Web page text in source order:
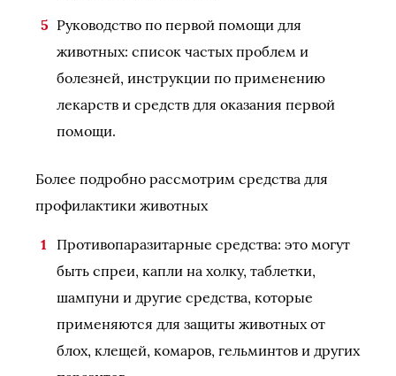
Руководство по первой помощи для
животных: список частых проблем и
болезней, инструкции по применению
лекарств и средств для оказания первой
помощи.
Более подробно рассмотрим средства для
профилактики животных
Противопаразитарные средства: это могут
быть спреи, капли на холку, таблетки,
шампуни и другие средства, которые
применяются для защиты животных от
блох, клещей, комаров, гельминтов и других